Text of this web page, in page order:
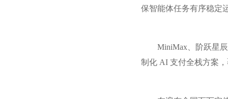
保智能体任务有序稳定
MiniMax、阶跃星
制化 AI 支付全栈方案